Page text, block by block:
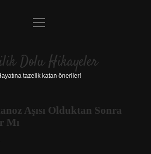
Anasayfa
Yasal Uyarı
menüyü
Dolu Hikayeler
tazelik katan öneriler!
Aşısı Olduktan Sonra
Mı